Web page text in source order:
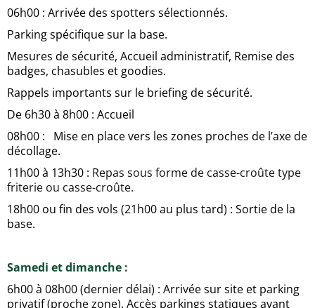
06h00 : Arrivée des spotters sélectionnés.
Parking spécifique sur la base.
Mesures de sécurité, Accueil administratif, Remise des
badges, chasubles et goodies.
Rappels importants sur le briefing de sécurité.
De 6h30 à 8h00 : Accueil
08h00 : Mise en place vers les zones proches de l’axe de
décollage.
11h00 à 13h30 : Repas sous forme de casse-croûte type
friterie ou casse-croûte.
18h00 ou fin des vols (21h00 au plus tard) : Sortie de la
base.
Samedi et dimanche :
6h00 à 08h00 (dernier délai) : Arrivée sur site et parking
privatif (proche zone). Accès parkings statiques avant